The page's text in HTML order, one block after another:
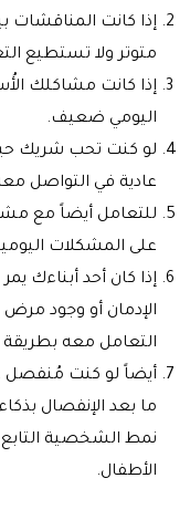
إذا كانت المناقشات
متوتر ولا تستطيع
إذا كانت مشاكلك
اليومي ضعيف.
لو كنت تحب شريك
عادية في التواصل
للتعامل أيضاً مع
على المشكلات
إذا كان أحد أبناءك
الإدمان أو وجود
التعامل معه
أيضاً لو كنت مُنفصل
ما بعد الإنفصال
نمط الشخصية التابع
الأطفال.